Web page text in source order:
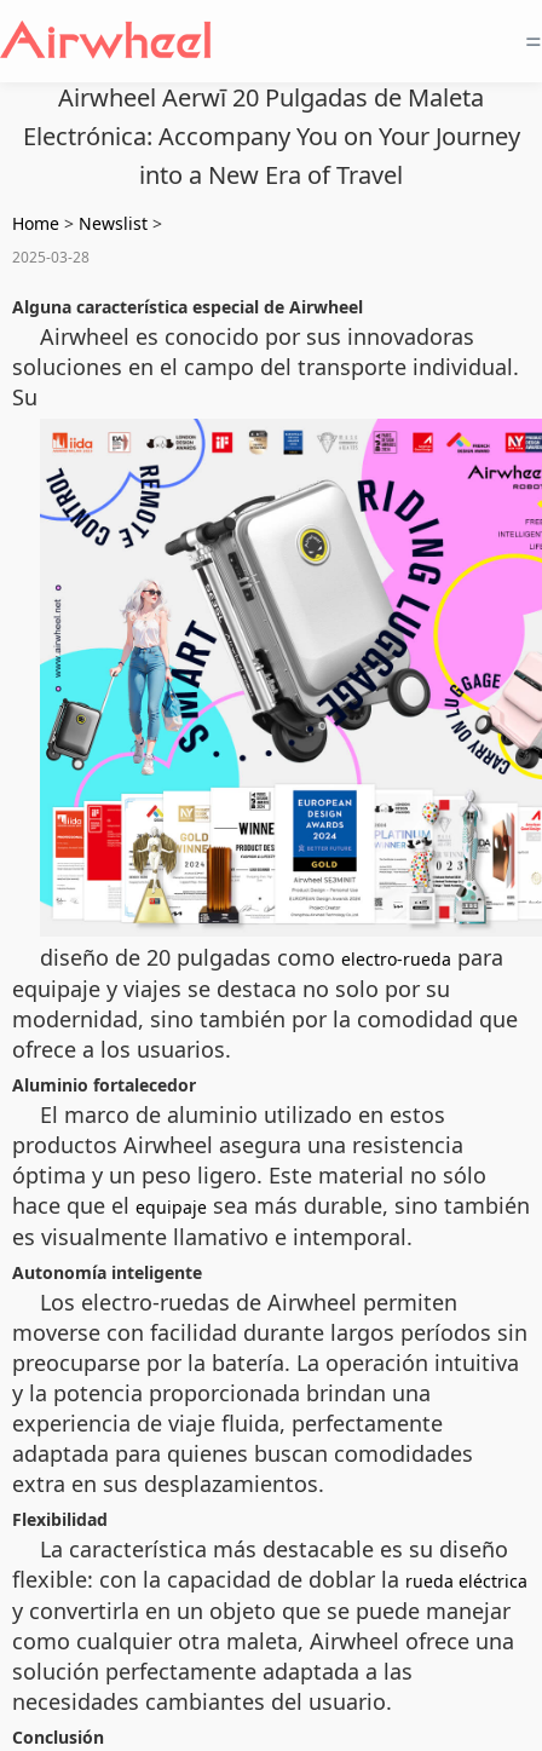
=
Airwheel Aerwī 20 Pulgadas de Maleta
Electrónica: Accompany You on Your Journey
into a New Era of Travel
Home > Newslist >
2025-03-28
Alguna característica especial de Airwheel
Airwheel es conocido por sus innovadoras
soluciones en el campo del transporte individual.
Su
diseño de 20 pulgadas como electro-rueda para
equipaje y viajes se destaca no solo por su
modernidad, sino también por la comodidad que
ofrece a los usuarios.
Aluminio fortalecedor
El marco de aluminio utilizado en estos
productos Airwheel asegura una resistencia
óptima y un peso ligero. Este material no sólo
hace que el equipaje sea más durable, sino también
es visualmente llamativo e intemporal.
Autonomía inteligente
Los electro-ruedas de Airwheel permiten
moverse con facilidad durante largos períodos sin
preocuparse por la batería. La operación intuitiva
y la potencia proporcionada brindan una
experiencia de viaje fluida, perfectamente
adaptada para quienes buscan comodidades
extra en sus desplazamientos.
Flexibilidad
La característica más destacable es su diseño
flexible: con la capacidad de doblar la rueda eléctrica
y convertirla en un objeto que se puede manejar
como cualquier otra maleta, Airwheel ofrece una
solución perfectamente adaptada a las
necesidades cambiantes del usuario.
Conclusión